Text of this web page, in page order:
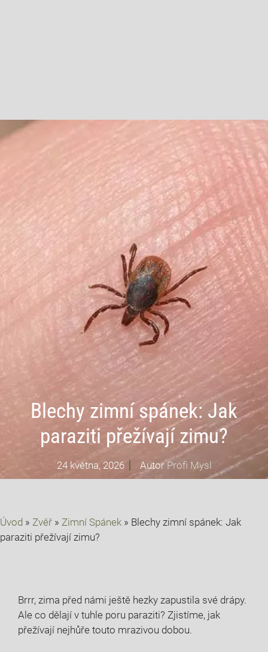
Blechy zimní spánek: Jak
paraziti přežívají zimu?
24 května, 2026 AutorProfi Mysl
Úvod » Zvěř » Zimní Spánek » Blechy zimní spánek: Jak
paraziti přežívají zimu?
Brrr, zima před námi ještě hezky zapustila své drápy.
Ale co dělají v tuhle poru paraziti? Zjistíme, jak
přežívají nejhůře touto mrazivou dobou.